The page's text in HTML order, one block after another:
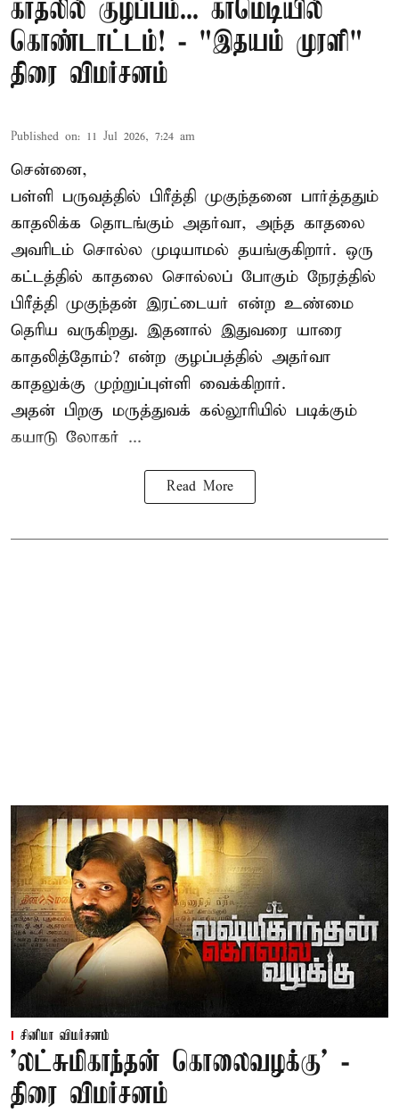
காதலில் குழப்பம்... காமெடியில்
கொண்டாட்டம்! - "இதயம் முரளி"
திரை விமர்சனம்
Published on: 11 Jul 2026, 7:24 am
சென்னை,
பள்ளி பருவத்தில் பிரீத்தி முகுந்தனை பார்த்ததும்
காதலிக்க தொடங்கும் அதர்வா, அந்த காதலை
அவரிடம் சொல்ல முடியாமல் தயங்குகிறார். ஒரு
கட்டத்தில் காதலை சொல்லப் போகும் நேரத்தில்
பிரீத்தி முகுந்தன் இரட்டையர் என்ற உண்மை
தெரிய வருகிறது. இதனால் இதுவரை யாரை
காதலித்தோம்? என்ற குழப்பத்தில் அதர்வா
காதலுக்கு முற்றுப்புள்ளி வைக்கிறார்.
அதன் பிறகு மருத்துவக் கல்லூரியில் படிக்கும்
கயாடு லோகர் ...
Read More
சினிமா விமர்சனம்
'லட்சுமிகாந்தன் கொலைவழக்கு' -
திரை விமர்சனம்